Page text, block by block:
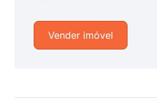
Vender imóvel